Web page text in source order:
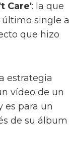
Care': la que
último single a
que hizo
estrategia
vídeo de un
es para un
de su álbum